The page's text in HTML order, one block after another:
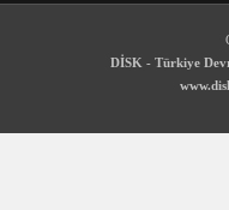
DİSK - Türkiye